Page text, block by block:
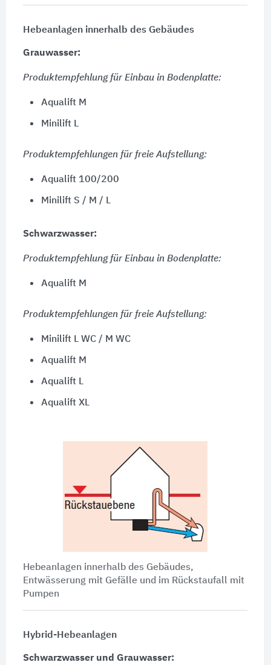
Hebeanlagen innerhalb des Gebäudes
Grauwasser:
Produktempfehlung für Einbau in Bodenplatte:
Aqualift M
Minilift L
Produktempfehlungen für freie Aufstellung:
Aqualift 100/200
Minilift S / M / L
Schwarzwasser:
Produktempfehlung für Einbau in Bodenplatte:
Aqualift M
Produktempfehlungen für freie Aufstellung:
Minilift L WC / M WC
Aqualift M
Aqualift L
Aqualift XL
Hebeanlagen innerhalb des Gebäudes,
Entwässerung mit Gefälle und im Rückstaufall mit
Pumpen
Hybrid-Hebeanlagen
Schwarzwasser und Grauwasser: